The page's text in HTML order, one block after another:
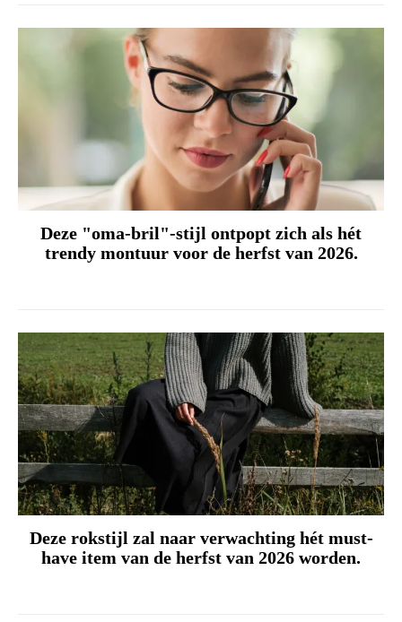
Deze "oma-bril"-stijl ontpopt zich als hét
trendy montuur voor de herfst van 2026.
Deze rokstijl zal naar verwachting hét must-
have item van de herfst van 2026 worden.